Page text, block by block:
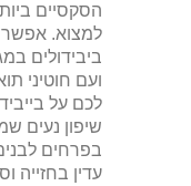
הסקסיים
למצוא. אפשר
ביבידולים
ועם חוטיני
לכם על
שיפון נעים
בפרחים
עדין